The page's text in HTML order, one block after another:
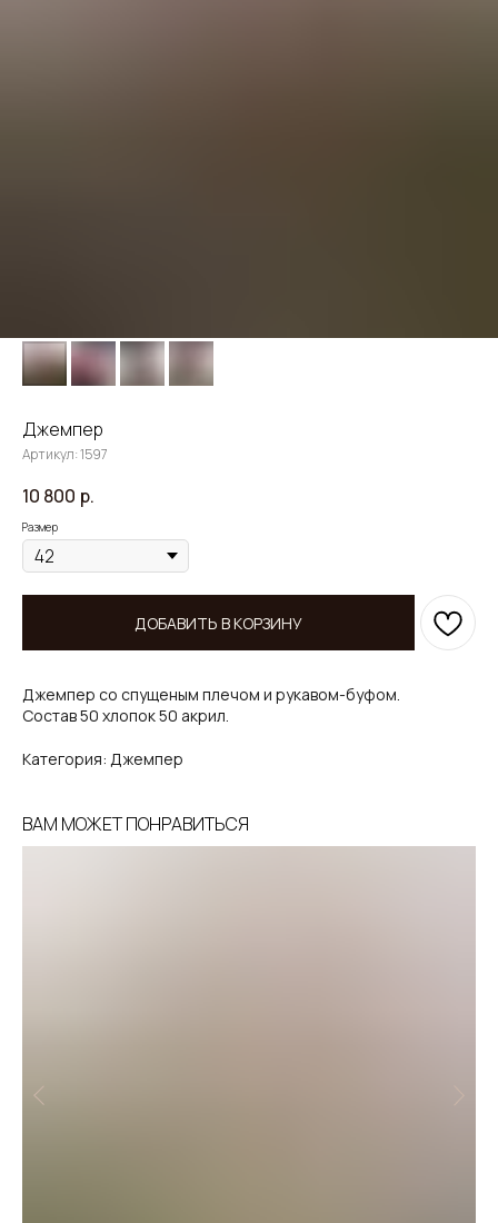
Джемпер
Артикул:1597
10 800 р.
Размер
ДОБАВИТЬ В КОРЗИНУ
Джемпер со спущеным плечом и рукавом-буфом.
Состав 50 хлопок 50 акрил.
Категория: Джемпер
ВАМ МОЖЕТ ПОНРАВИТЬСЯ